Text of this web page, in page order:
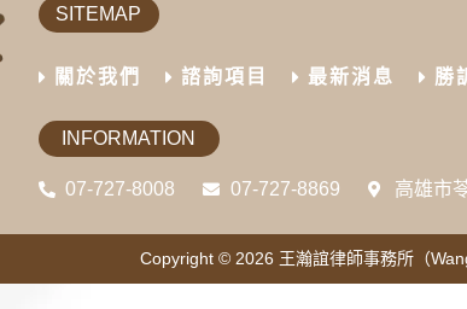
SITEMAP
關於我們 諮詢項目 最新消息 勝
INFORMATION
07-727-8008 07-727-8869 高雄市
Copyright © 2026 王瀚誼律師事務所（